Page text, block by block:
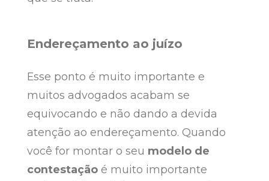
Endereçamento ao juízo
Esse ponto é muito importante e
muitos advogados acabam se
equivocando e não dando a devida
atenção ao endereçamento. Quando
você for montar o seu modelo de
contestaçãoé muito importante